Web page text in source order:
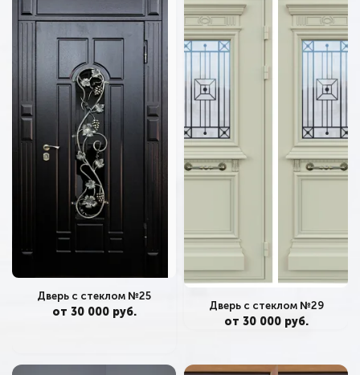
Дверь с стеклом №25
от 30 000 руб. Дверь с стеклом №29
от 30 000 руб.